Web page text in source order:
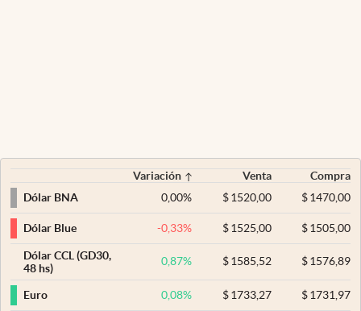
Variación Venta
Compra
Dólar BNA
0,00% $ 1520,00 $1470,00
Dólar Blue -0,33% $ 1525,00 $1505,00
Dólar CCL (GD30,
48 hs)
0,87% $ 1585,52 $1576,89
Euro 0,08% $ 1733,27 $1731,97